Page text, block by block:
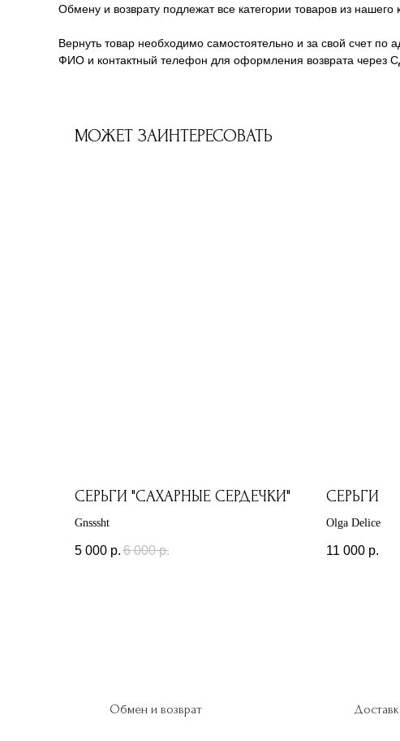
Обмену и возврату подлежат все категории товаров из
Вернуть товар необходимо самостоятельно и за свой счет
ФИО и контактный телефон для оформления возврата через
МОЖЕТ ЗАИНТЕРЕСОВАТЬ
СЕРЬГИ "САХАРНЫЕ СЕРДЕЧКИ"
Gnsssht
5 000 р. 6 000 р.
СЕРЬГИ
Olga Delice
11 000 р.
Обмен и возврат